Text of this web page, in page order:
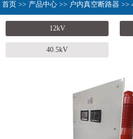
首页 >> 产品中心 >> 户内真空断路器 >>
12kV
40.5kV